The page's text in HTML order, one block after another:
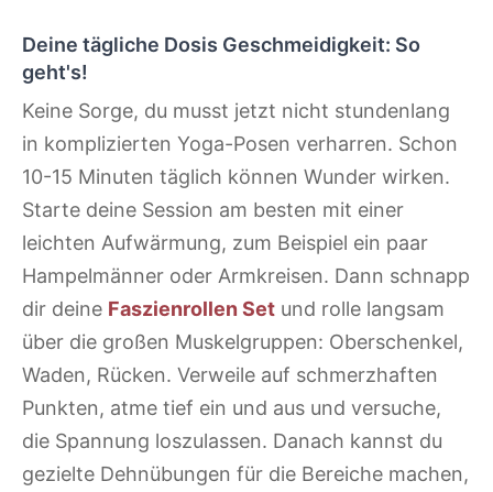
Deine tägliche Dosis Geschmeidigkeit: So
geht's!
Keine Sorge, du musst jetzt nicht stundenlang
in komplizierten Yoga-Posen verharren. Schon
10-15 Minuten täglich können Wunder wirken.
Starte deine Session am besten mit einer
leichten Aufwärmung, zum Beispiel ein paar
Hampelmänner oder Armkreisen. Dann schnapp
dir deine Faszienrollen Set und rolle langsam
über die großen Muskelgruppen: Oberschenkel,
Waden, Rücken. Verweile auf schmerzhaften
Punkten, atme tief ein und aus und versuche,
die Spannung loszulassen. Danach kannst du
gezielte Dehnübungen für die Bereiche machen,